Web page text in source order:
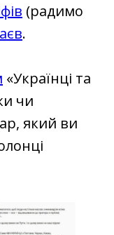
(радимо
.
«Українці та
чи
який ви